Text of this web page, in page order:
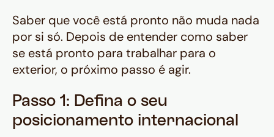
Saber que você está pronto não muda nada
por si só. Depois de entender como saber
se está pronto para trabalhar para o
exterior, o próximo passo é agir.
Passo 1: Defina o seu
posicionamento internacional